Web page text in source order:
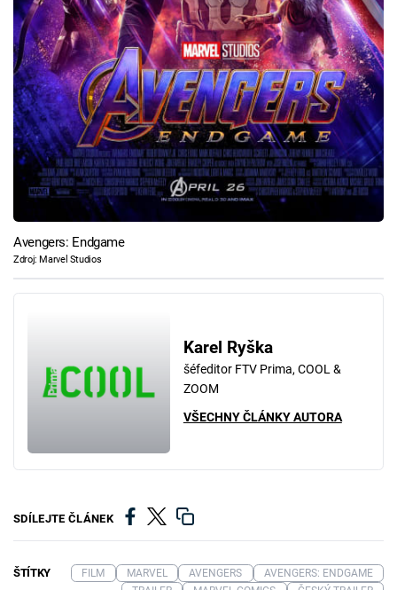
Avengers: Endgame
Zdroj: Marvel Studios
Karel Ryška
šéfeditor FTV Prima, COOL &
ZOOM
VŠECHNY ČLÁNKY AUTORA
SDÍLEJTE ČLÁNEK
ŠTÍTKY FILM MARVEL AVENGERS
AVENGERS: ENDGAME